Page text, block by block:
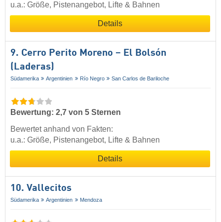
u.a.: Größe, Pistenangebot, Lifte & Bahnen
Details
9. Cerro Perito Moreno – El Bolsón
(Laderas)
Südamerika Argentinien Río Negro San Carlos de Bariloche
Bewertung: 2,7 von 5 Sternen
Bewertet anhand von Fakten:
u.a.: Größe, Pistenangebot, Lifte & Bahnen
Details
10. Vallecitos
Südamerika Argentinien Mendoza